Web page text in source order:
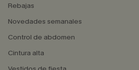
Rebajas
Novedades semanales
Control de abdomen
Cintura alta